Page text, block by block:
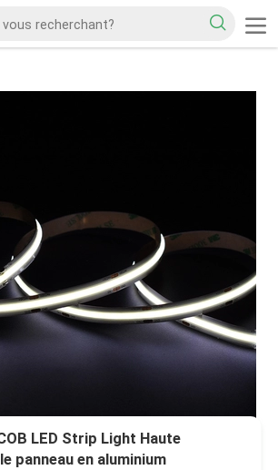
LED Strip Light Haute
panneau en aluminium